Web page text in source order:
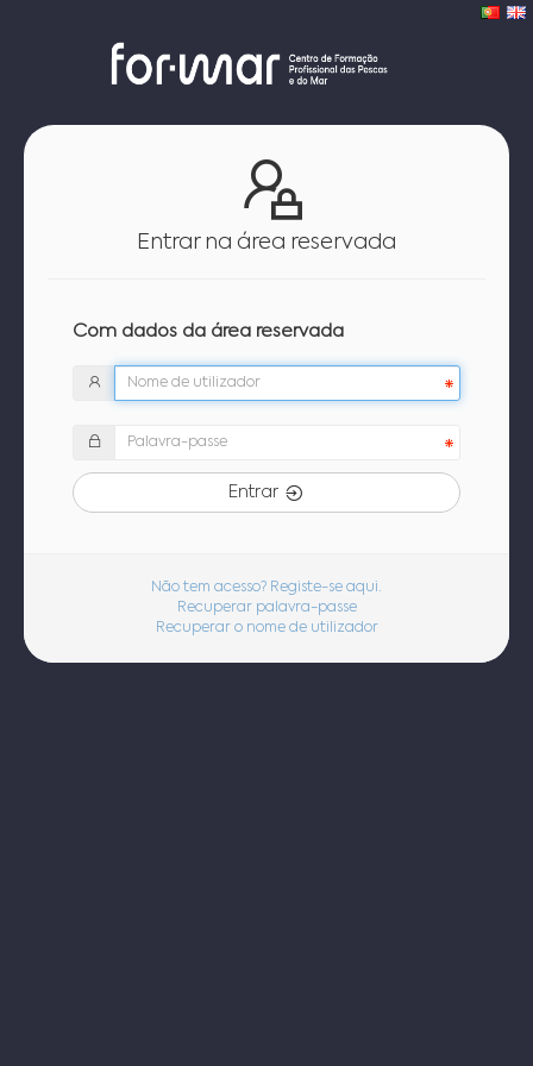
Entrar na área reservada
Com dados da área reservada
Entrar
Não tem acesso? Registe-se aqui.
Recuperar palavra-passe
Recuperar o nome de utilizador